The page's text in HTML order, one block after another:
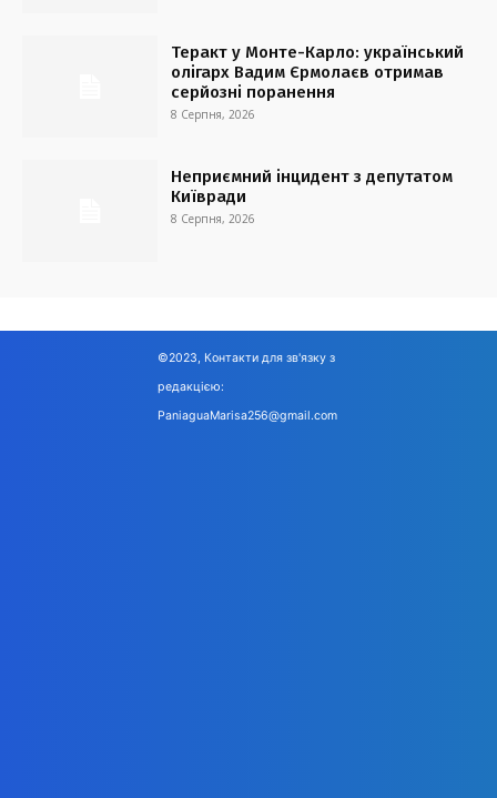
Теракт у Монте-Карло: український
олігарх Вадим Єрмолаєв отримав
серйозні поранення
8 Серпня, 2026
Неприємний інцидент з депутатом
Київради
8 Серпня, 2026
©2023, Контакти для зв'язку з
редакцією:
PaniaguaMarisa256@gmail.com